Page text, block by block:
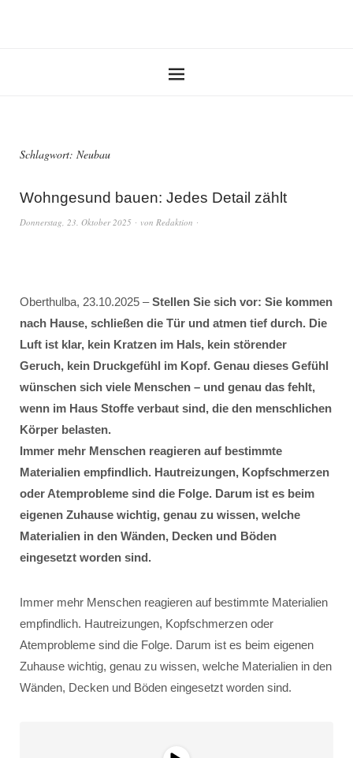
Schlagwort: Neubau
Wohngesund bauen: Jedes Detail zählt
Donnerstag, 23. Oktober 2025 von Redaktion
Oberthulba, 23.10.2025 –Stellen Sie sich vor: Sie kommen
nach Hause, schließen die Tür und atmen tief durch. Die
Luft ist klar, kein Kratzen im Hals, kein störender
Geruch, kein Druckgefühl im Kopf. Genau dieses Gefühl
wünschen sich viele Menschen – und genau das fehlt,
wenn im Haus Stoffe verbaut sind, die den menschlichen
Körper belasten.
Immer mehr Menschen reagieren auf bestimmte
Materialien empfindlich. Hautreizungen, Kopfschmerzen
oder Atemprobleme sind die Folge. Darum ist es beim
eigenen Zuhause wichtig, genau zu wissen, welche
Materialien in den Wänden, Decken und Böden
eingesetzt worden sind.
Immer mehr Menschen reagieren auf bestimmte Materialien
empfindlich. Hautreizungen, Kopfschmerzen oder
Atemprobleme sind die Folge. Darum ist es beim eigenen
Zuhause wichtig, genau zu wissen, welche Materialien in den
Wänden, Decken und Böden eingesetzt worden sind.